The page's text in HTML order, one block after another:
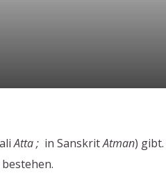
Atta ; in SanskritAtman)